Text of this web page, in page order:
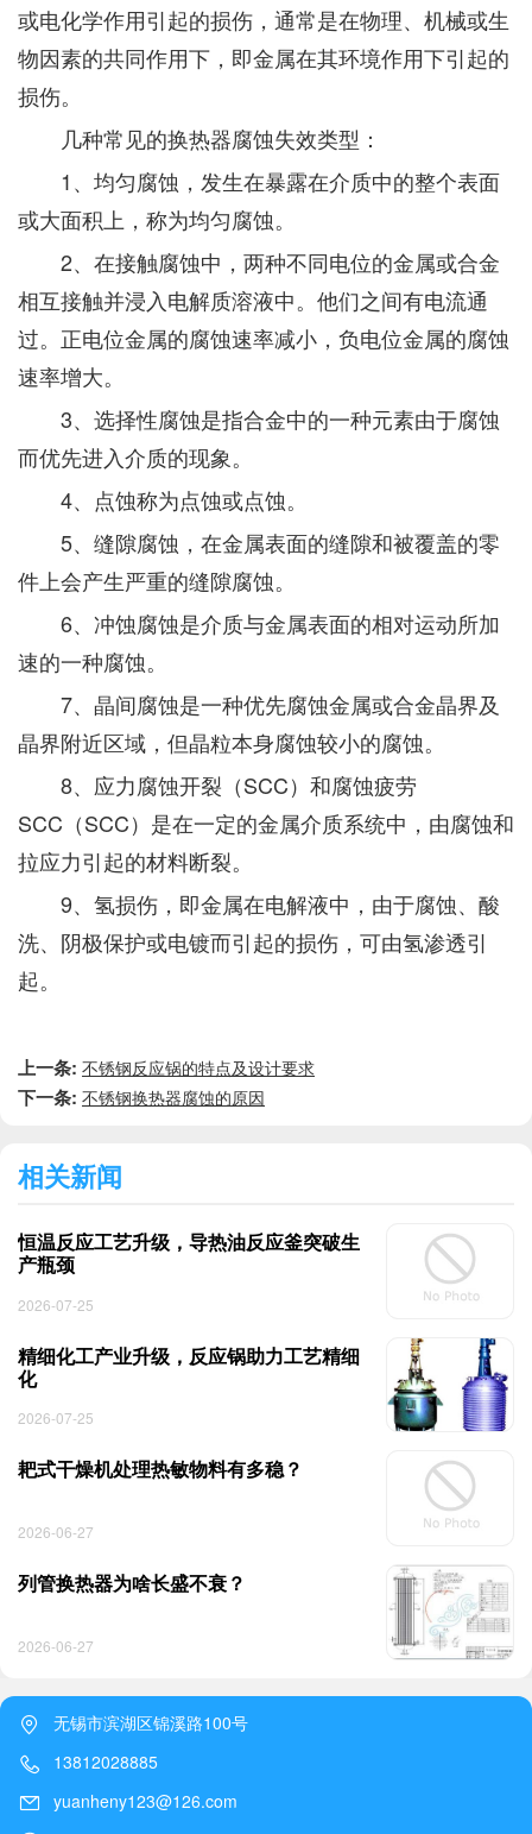
或电化学作用引起的损伤，通常是在物理、机械或生
物因素的共同作用下，即金属在其环境作用下引起的
损伤。
几种常见的换热器腐蚀失效类型：
1、均匀腐蚀，发生在暴露在介质中的整个表面
或大面积上，称为均匀腐蚀。
2、在接触腐蚀中，两种不同电位的金属或合金
相互接触并浸入电解质溶液中。他们之间有电流通
过。正电位金属的腐蚀速率减小，负电位金属的腐蚀
速率增大。
3、选择性腐蚀是指合金中的一种元素由于腐蚀
而优先进入介质的现象。
4、点蚀称为点蚀或点蚀。
5、缝隙腐蚀，在金属表面的缝隙和被覆盖的零
件上会产生严重的缝隙腐蚀。
6、冲蚀腐蚀是介质与金属表面的相对运动所加
速的一种腐蚀。
7、晶间腐蚀是一种优先腐蚀金属或合金晶界及
晶界附近区域，但晶粒本身腐蚀较小的腐蚀。
8、应力腐蚀开裂（SCC）和腐蚀疲劳
SCC（SCC）是在一定的金属介质系统中，由腐蚀和
拉应力引起的材料断裂。
9、氢损伤，即金属在电解液中，由于腐蚀、酸
洗、阴极保护或电镀而引起的损伤，可由氢渗透引
起。
上一条: 不锈钢反应锅的特点及设计要求
下一条: 不锈钢换热器腐蚀的原因
相关新闻
恒温反应工艺升级，导热油反应釜突破生
产瓶颈
2026-07-25
精细化工产业升级，反应锅助力工艺精细
化
2026-07-25
耙式干燥机处理热敏物料有多稳？
2026-06-27
列管换热器为啥长盛不衰？
2026-06-27
无锡市滨湖区锦溪路100号
13812028885
yuanheny123@126.com